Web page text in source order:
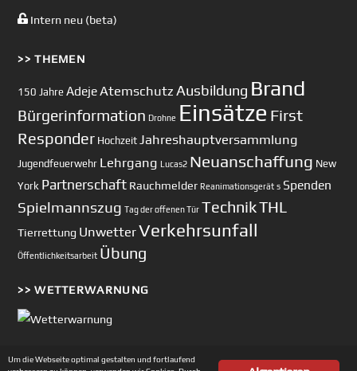
Intern neu (beta)
>> THEMEN
150 Jahre AdejeAtemschutz Ausbildung Brand
Bürgerinformation Drohne Einsätze First
Responder Hochzeit Jahreshauptversammlung
Jugendfeuerwehr Lehrgang Lucas2 Neuanschaffung New
York Partnerschaft Rauchmelder Reanimationsgerät s Spenden
Spielmannszug Tag der offenen Tür TechnikTHL
Tierrettung UnwetterVerkehrsunfall
Öffentlichkeitsarbeit Übung
>> WETTERWARNUNG
Um die Webseite optimal gestalten und fortlaufend